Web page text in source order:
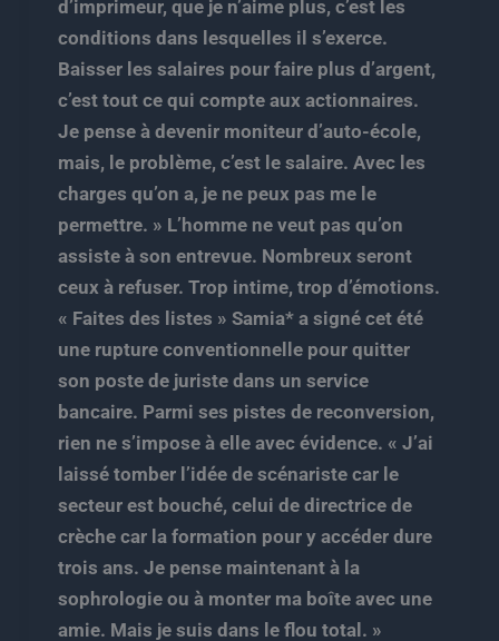
d’imprimeur, que je n’aime plus, c’est les
conditions dans lesquelles il s’exerce.
Baisser les salaires pour faire plus d’argent,
c’est tout ce qui compte aux actionnaires.
Je pense à devenir moniteur d’auto-école,
mais, le problème, c’est le salaire. Avec les
charges qu’on a, je ne peux pas me le
permettre. » L’homme ne veut pas qu’on
assiste à son entrevue. Nombreux seront
ceux à refuser. Trop intime, trop d’émotions.
« Faites des listes » Samia* a signé cet été
une rupture conventionnelle pour quitter
son poste de juriste dans un service
bancaire. Parmi ses pistes de reconversion,
rien ne s’impose à elle avec évidence. « J’ai
laissé tomber l’idée de scénariste car le
secteur est bouché, celui de directrice de
crèche car la formation pour y accéder dure
trois ans. Je pense maintenant à la
sophrologie ou à monter ma boîte avec une
amie. Mais je suis dans le flou total. »